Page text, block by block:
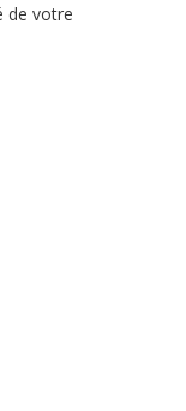
de votre